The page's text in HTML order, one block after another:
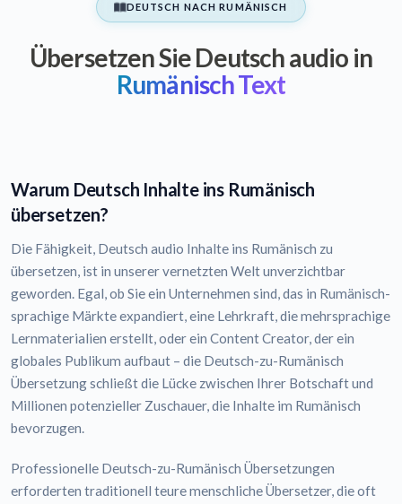
DEUTSCH NACH RUMÄNISCH
Übersetzen Sie Deutsch audio in
Rumänisch Text
Warum Deutsch Inhalte ins Rumänisch
übersetzen?
Die Fähigkeit, Deutsch audio Inhalte ins Rumänisch zu
übersetzen, ist in unserer vernetzten Welt unverzichtbar
geworden. Egal, ob Sie ein Unternehmen sind, das in Rumänisch-
sprachige Märkte expandiert, eine Lehrkraft, die mehrsprachige
Lernmaterialien erstellt, oder ein Content Creator, der ein
globales Publikum aufbaut – die Deutsch-zu-Rumänisch
Übersetzung schließt die Lücke zwischen Ihrer Botschaft und
Millionen potenzieller Zuschauer, die Inhalte im Rumänisch
bevorzugen.
Professionelle Deutsch-zu-Rumänisch Übersetzungen
erforderten traditionell teure menschliche Übersetzer, die oft